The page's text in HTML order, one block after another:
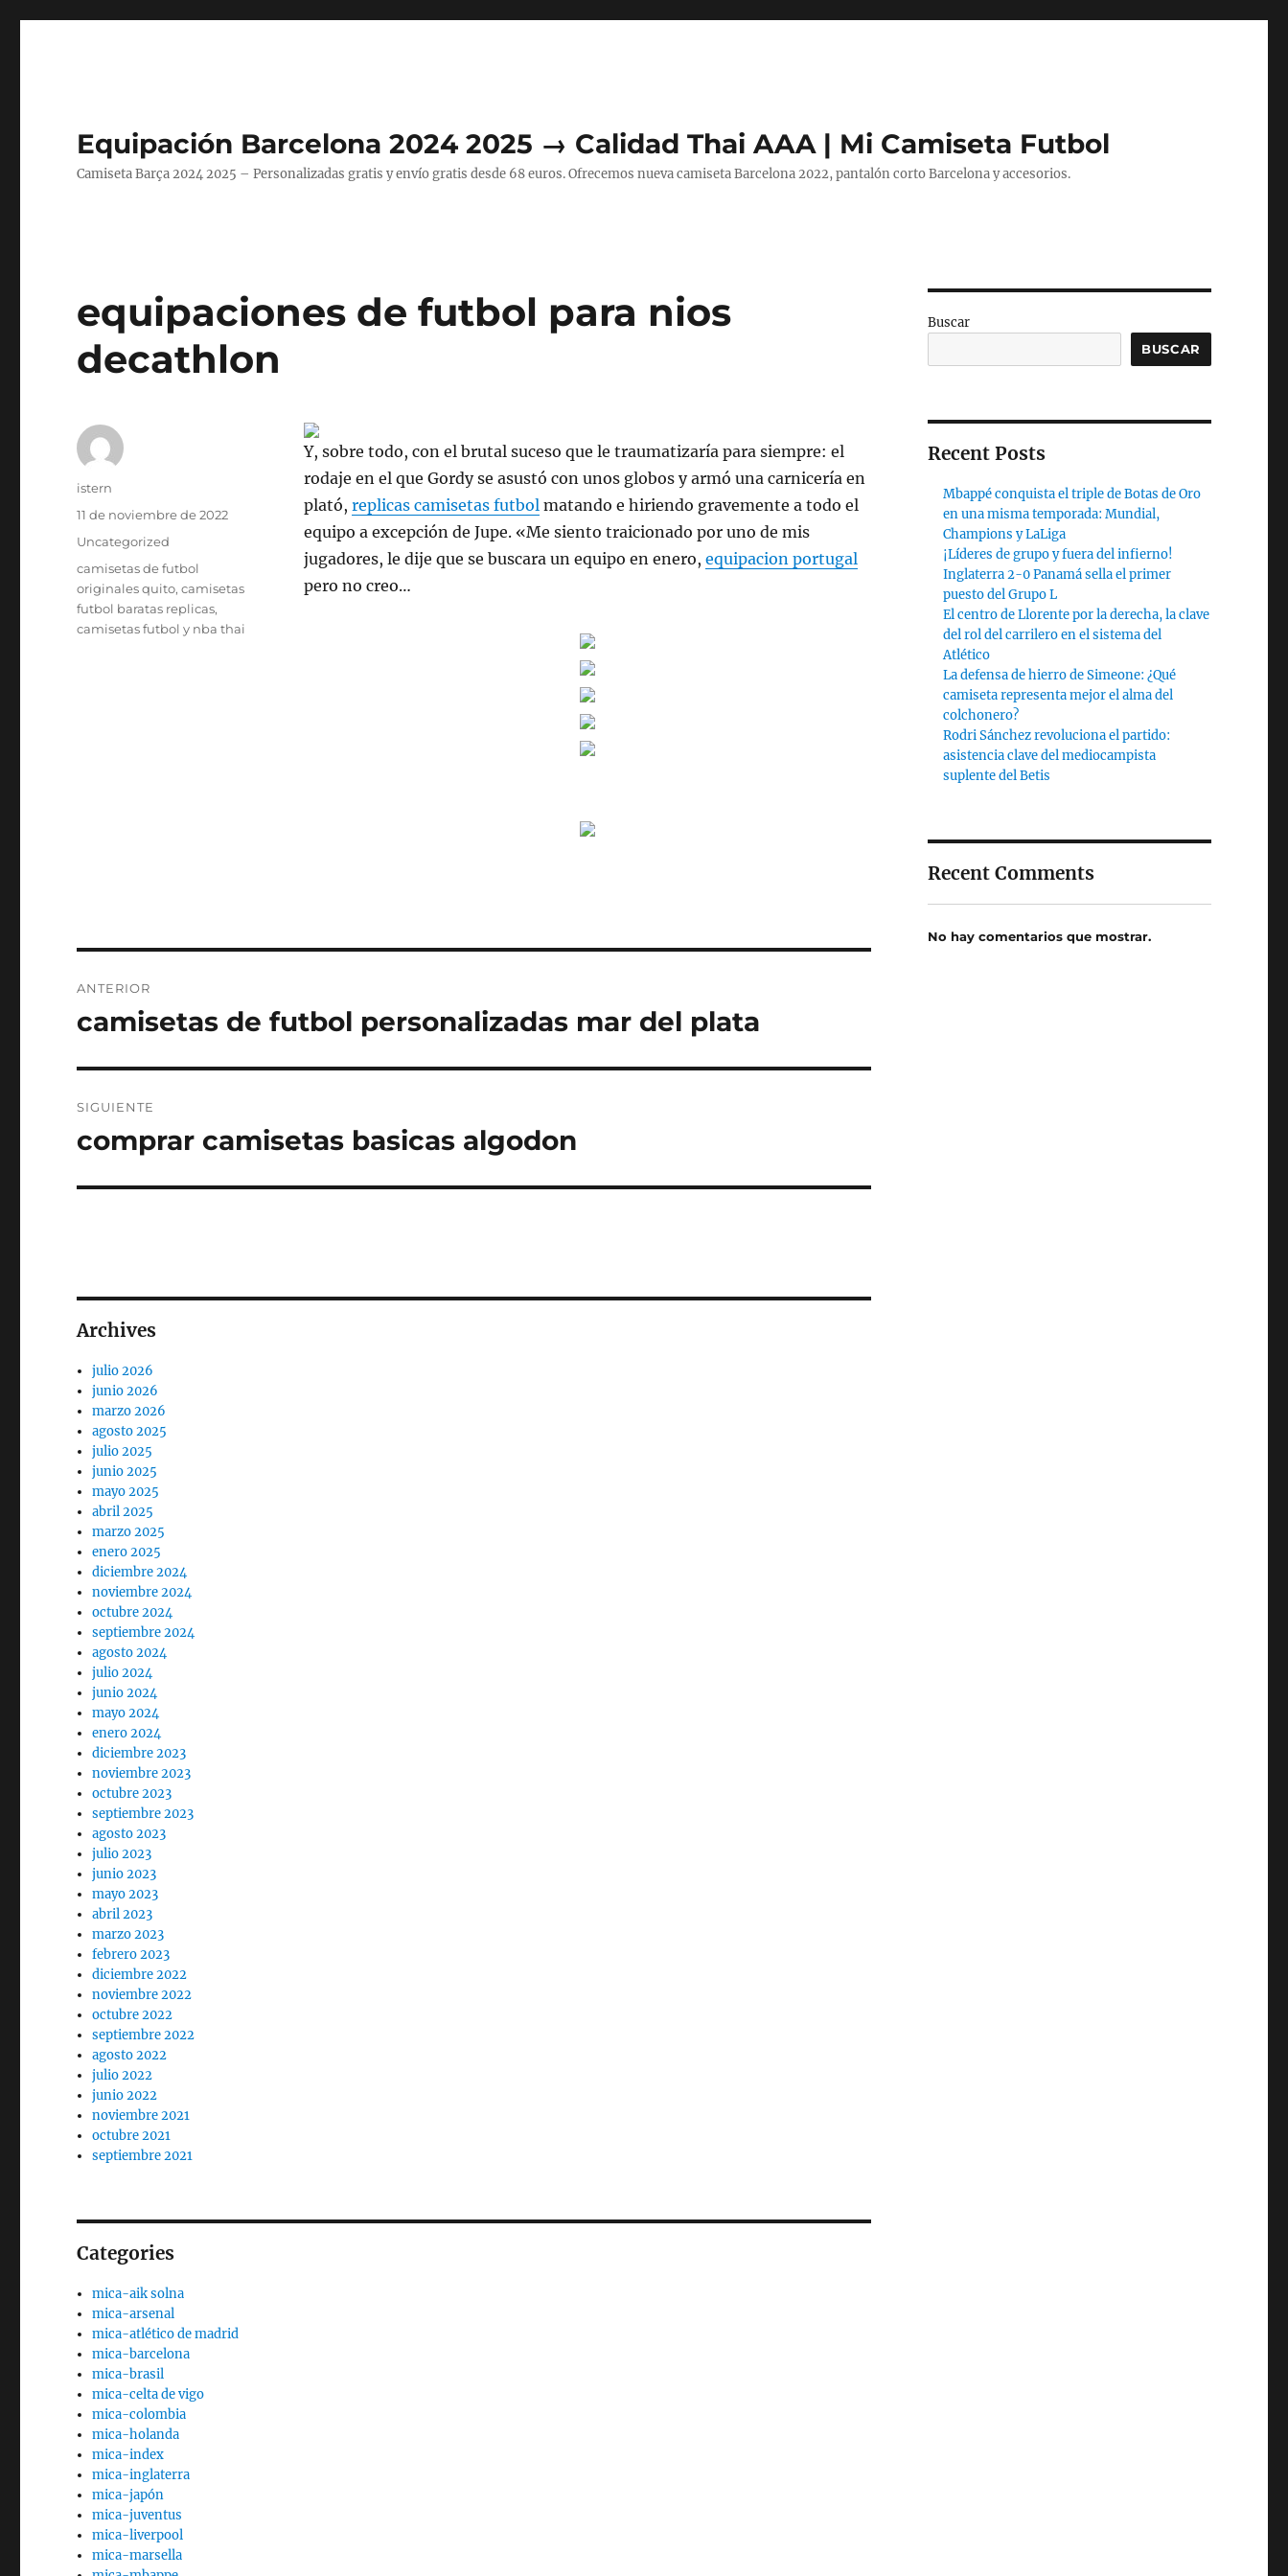
Equipación Barcelona 2024 2025 → Calidad Thai AAA | Mi Camiseta Futbol
Camiseta Barça 2024 2025 – Personalizadas gratis y envío gratis desde 68 euros. Ofrecemos nueva camiseta Barcelona 2022, pantalón corto Barcelona y accesorios.
equipaciones de futbol para nios
decathlon
Y, sobre todo, con el brutal suceso que le traumatizaría para siempre: el
rodaje en el que Gordy se asustó con unos globos y armó una carnicería en
plató, replicas camisetas futbolmatando e hiriendo gravemente a todo el
equipo a excepción de Jupe. «Me siento traicionado por uno de mis
jugadores, le dije que se buscara un equipo en enero, equipacion portugal
pero no creo…
Autor
istern
Publicado
11 de noviembre de 2022
Categorías
Uncategorized
Etiquetas
camisetas de futbol
originales quito,camisetas
futbol baratas replicas,
camisetas futbol y nba thai
de
ANTERIOR
Entrada
camisetas de futbol personalizadas mar del plata
SIGUIENTE
Entrada
comprar camisetas basicas algodon
Archives
julio 2026
junio 2026
marzo 2026
agosto 2025
julio 2025
junio 2025
mayo 2025
abril 2025
marzo 2025
enero 2025
diciembre 2024
noviembre 2024
octubre 2024
septiembre 2024
agosto 2024
julio 2024
junio 2024
mayo 2024
enero 2024
diciembre 2023
noviembre 2023
octubre 2023
septiembre 2023
agosto 2023
julio 2023
junio 2023
mayo 2023
abril 2023
marzo 2023
febrero 2023
diciembre 2022
noviembre 2022
octubre 2022
septiembre 2022
agosto 2022
julio 2022
junio 2022
noviembre 2021
octubre 2021
septiembre 2021
Categories
mica-aik solna
mica-arsenal
mica-atlético de madrid
mica-barcelona
mica-brasil
mica-celta de vigo
mica-colombia
mica-holanda
mica-index
mica-inglaterra
mica-japón
mica-juventus
mica-liverpool
mica-marsella
Buscar
BUSCAR
Recent Posts
Mbappé conquista el triple de Botas de Oro
en una misma temporada: Mundial,
Champions y LaLiga
¡Líderes de grupo y fuera del infierno!
Inglaterra 2-0 Panamá sella el primer
puesto del Grupo L
El centro de Llorente por la derecha, la clave
del rol del carrilero en el sistema del
Atlético
La defensa de hierro de Simeone: ¿Qué
camiseta representa mejor el alma del
colchonero?
Rodri Sánchez revoluciona el partido:
asistencia clave del mediocampista
suplente del Betis
Recent Comments
No hay comentarios que mostrar.